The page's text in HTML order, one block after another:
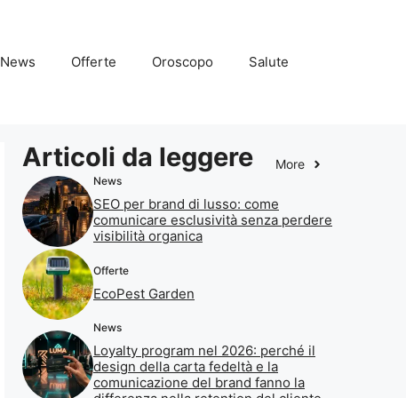
News Offerte Oroscopo Salute
Articoli da leggere More
News
SEO per brand di lusso: come
comunicare esclusività senza perdere
visibilità organica
Offerte
EcoPest Garden
News
Loyalty program nel 2026: perché il
design della carta fedeltà e la
comunicazione del brand fanno la